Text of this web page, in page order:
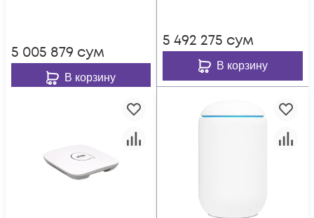
5 005 879 сум
В корзину
5 492 275 сум
В корзину